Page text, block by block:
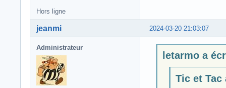
Hors ligne
2024-03-20 21:03:07
jeanmi
Administrateur
letarmo a
Tic et Tac